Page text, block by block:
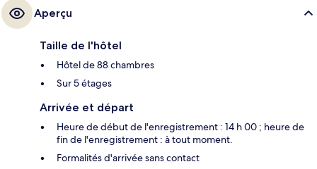
Aperçu
Taille de l'hôtel
Hôtel de 88 chambres
Sur 5 étages
Arrivée et départ
Heure de début de l'enregistrement : 14 h 00 ; heure de
fin de l'enregistrement : à tout moment.
Formalités d'arrivée sans contact